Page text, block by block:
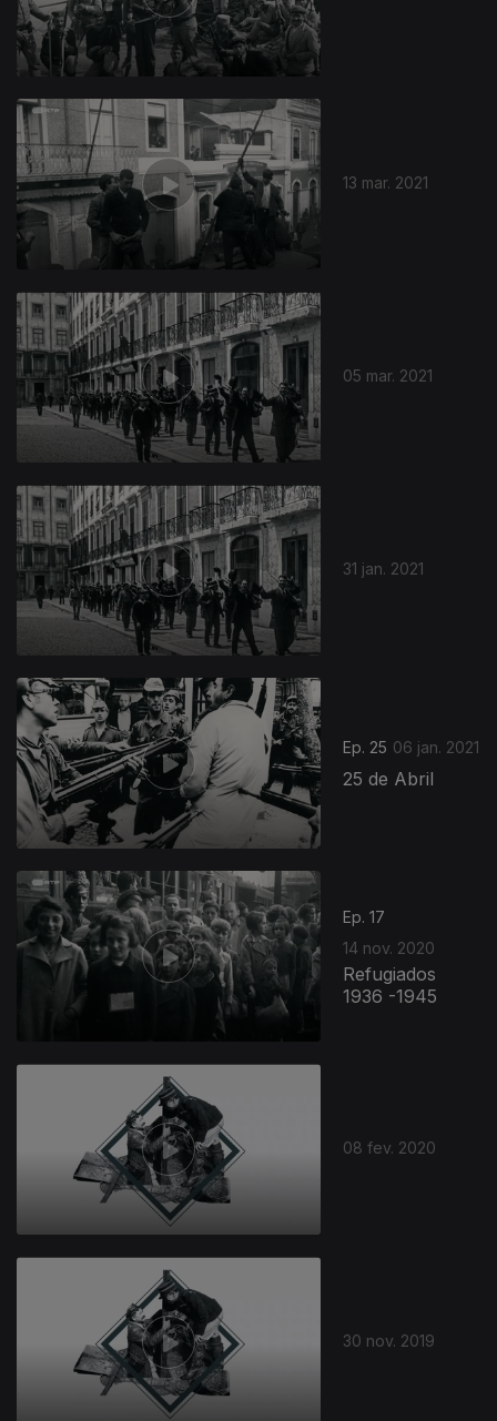
13 mar. 2021
05 mar. 2021
31 jan. 2021
Ep. 25 06 jan. 2021
25 de Abril
Ep. 17
14 nov. 2020
Refugiados
1936 -1945
08 fev. 2020
30 nov. 2019